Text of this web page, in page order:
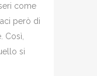
come
però di
Così,
si